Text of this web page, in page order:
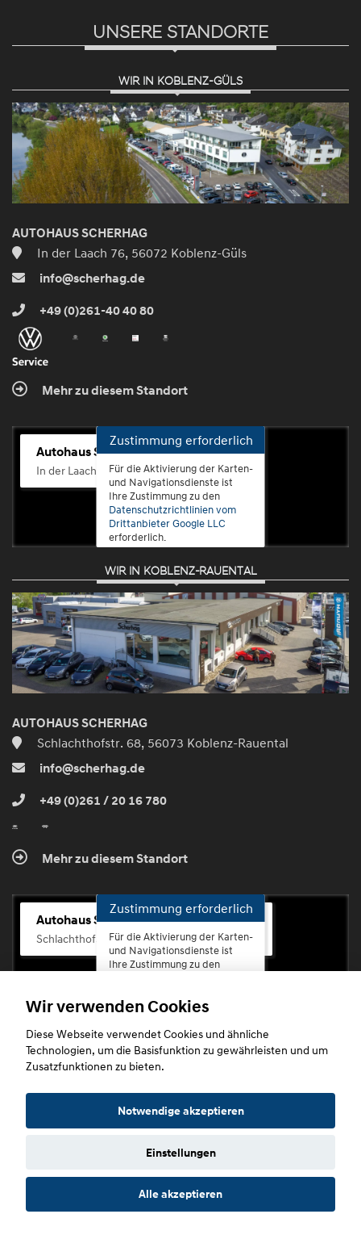
UNSERE STANDORTE
WIR IN KOBLENZ-GÜLS
AUTOHAUS SCHERHAG
In der Laach 76, 56072 Koblenz-Güls
info@scherhag.de
+49 (0)261-40 40 80
Mehr zu diesem Standort
Autohaus Scherhag
In der Laach 76, 56072 Koblenz-Güls
Zustimmung erforderlich
Für die Aktivierung der Karten-
und Navigationsdienste ist
Ihre Zustimmung zu den
Datenschutzrichtlinien vom
Drittanbieter Google LLC
erforderlich.
Zustimmen
und
aktivieren
WIR IN KOBLENZ-RAUENTAL
AUTOHAUS SCHERHAG
Schlachthofstr. 68, 56073 Koblenz-Rauental
info@scherhag.de
+49 (0)261 / 20 16 780
Mehr zu diesem Standort
Autohaus Scherhag
Schlachthofstr. 68, 56073 Koblenz-Rauental
Zustimmung erforderlich
Für die Aktivierung der Karten-
und Navigationsdienste ist
Ihre Zustimmung zu den
erforderlich.
Zustimmen
Copyright © 2026. Autohaus Scherhag
Datenschutz Impressum
Wir verwenden Cookies
Diese Webseite verwendet Cookies und ähnliche
Technologien, um die Basisfunktion zu gewährleisten und um
Zusatzfunktionen zu bieten.
Notwendige akzeptieren
Einstellungen
Alle akzeptieren